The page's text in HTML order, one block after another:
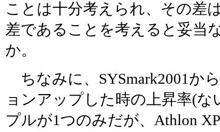
ことは十分考えられ、その差
差であることを考えると妥当
か。
ちなみに、SYSmark2001か
ョンアップした時の上昇率(
プルが1つのみだが、Athlon